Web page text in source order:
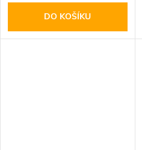
DO KOŠÍKU